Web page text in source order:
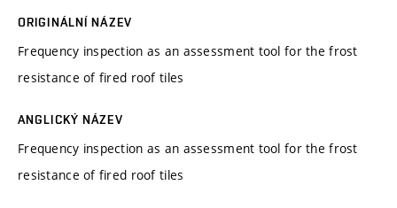
ORIGINÁLNÍ NÁZEV
Frequency inspection as an assessment tool for the frost
resistance of fired roof tiles
ANGLICKÝ NÁZEV
Frequency inspection as an assessment tool for the frost
resistance of fired roof tiles